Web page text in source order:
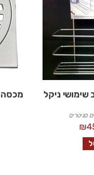
ניקל
סניטרים
₪
מכסה